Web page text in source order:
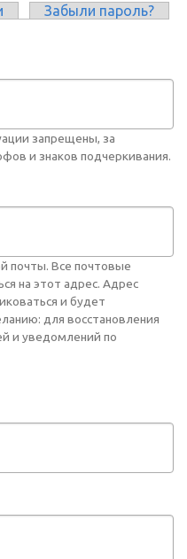
Забыли пароль?
запрещены, за
и знаков подчеркивания.
почты. Все почтовые
на этот адрес. Адрес
и будет
для восстановления
и уведомлений по